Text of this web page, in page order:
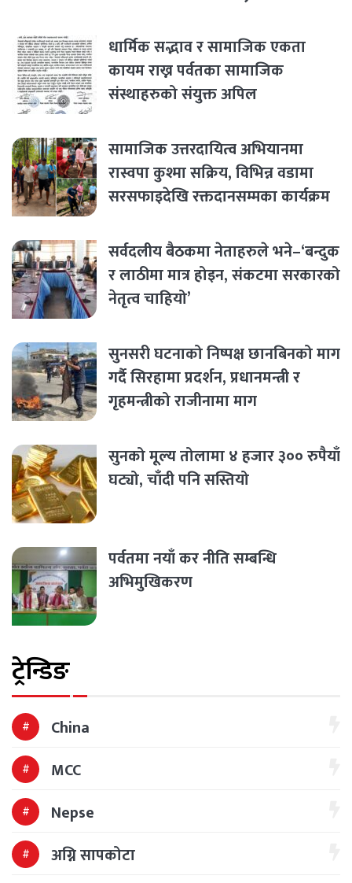
धार्मिक सद्भाव र सामाजिक एकता
कायम राख्न पर्वतका सामाजिक
संस्थाहरुको संयुक्त अपिल
सामाजिक उत्तरदायित्व अभियानमा
रास्वपा कुश्मा सक्रिय, विभिन्न वडामा
सरसफाइदेखि रक्तदानसम्मका कार्यक्रम
सर्वदलीय बैठकमा नेताहरुले भने–‘बन्दुक
र लाठीमा मात्र होइन, संकटमा सरकारको
नेतृत्व चाहियो’
सुनसरी घटनाको निष्पक्ष छानबिनको माग
गर्दै सिरहामा प्रदर्शन, प्रधानमन्त्री र
गृहमन्त्रीको राजीनामा माग
सुनको मूल्य तोलामा ४ हजार ३०० रुपैयाँ
घट्यो, चाँदी पनि सस्तियो
पर्वतमा नयाँ कर नीति सम्बन्धि
अभिमुखिकरण
ट्रेन्डिङ
China
MCC
Nepse
अग्नि सापकोटा